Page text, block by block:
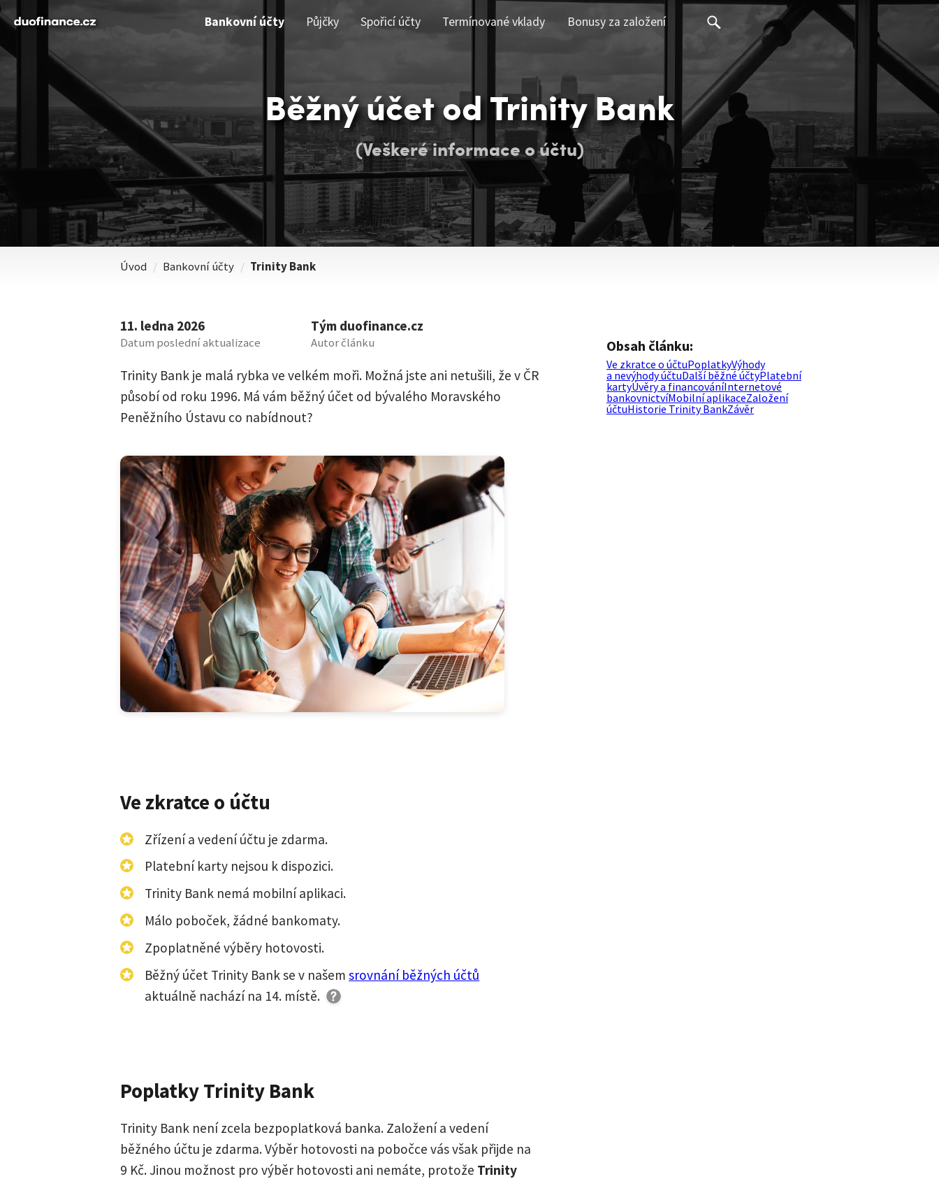
Bankovní účty Půjčky Spořicí účty Termínované vklady Bonusy za založení
Běžný účet od Trinity Bank
(Veškeré informace o účtu)
Úvod / Bankovní účty / Trinity Bank
11. ledna 2026
Datum poslední aktualizace
Tým duofinance.cz
Autor článku
Trinity Bank je malá rybka ve velkém moři. Možná jste ani netušili, že v ČR
působí od roku 1996. Má vám běžný účet od bývalého Moravského
Peněžního Ústavu co nabídnout?
Ve zkratce o účtu
Zřízení a vedení účtu je zdarma.
Platební karty nejsou k dispozici.
Trinity Bank nemá mobilní aplikaci.
Málo poboček, žádné bankomaty.
Zpoplatněné výběry hotovosti.
Běžný účet Trinity Bank se v našemsrovnání běžných účtů
aktuálně nachází na 14. místě.
Poplatky Trinity Bank
Trinity Bank není zcela bezpoplatková banka. Založení a vedení
běžného účtu je zdarma. Výběr hotovosti na pobočce vás však přijde na
9 Kč. Jinou možnost pro výběr hotovosti ani nemáte, protože Trinity
Obsah článku:
Ve zkratce o účtuPoplatkyVýhody
a nevýhody účtuDalší běžné účtyPlatební
kartyÚvěry a financováníInternetové
bankovnictvíMobilní aplikaceZaložení
účtuHistorie Trinity BankZávěr